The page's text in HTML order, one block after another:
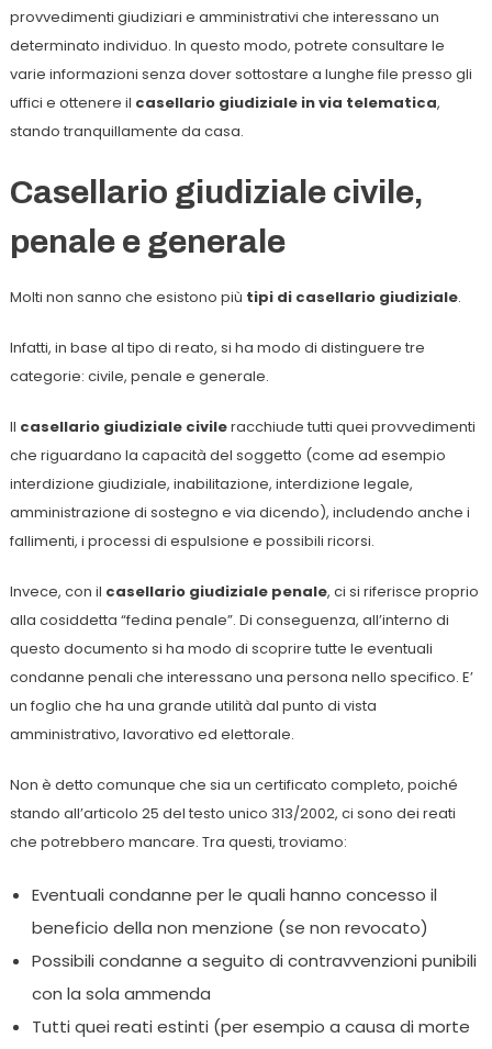
provvedimenti giudiziari e amministrativi che interessano un
determinato individuo. In questo modo, potrete consultare le
varie informazioni senza dover sottostare a lunghe file presso gli
uffici e ottenere il casellario giudiziale in via telematica,
stando tranquillamente da casa.
Casellario giudiziale civile,
penale e generale
Molti non sanno che esistono più tipi di casellario giudiziale.
Infatti, in base al tipo di reato, si ha modo di distinguere tre
categorie: civile, penale e generale.
Il casellario giudiziale civileracchiude tutti quei provvedimenti
che riguardano la capacità del soggetto (come ad esempio
interdizione giudiziale, inabilitazione, interdizione legale,
amministrazione di sostegno e via dicendo), includendo anche i
fallimenti, i processi di espulsione e possibili ricorsi.
Invece, con il casellario giudiziale penale, ci si riferisce proprio
alla cosiddetta “fedina penale”. Di conseguenza, all’interno di
questo documento si ha modo di scoprire tutte le eventuali
condanne penali che interessano una persona nello specifico. E’
un foglio che ha una grande utilità dal punto di vista
amministrativo, lavorativo ed elettorale.
Non è detto comunque che sia un certificato completo, poiché
stando all’articolo 25 del testo unico 313/2002, ci sono dei reati
che potrebbero mancare. Tra questi, troviamo:
Eventuali condanne per le quali hanno concesso il
beneficio della non menzione (se non revocato)
Possibili condanne a seguito di contravvenzioni punibili
con la sola ammenda
Tutti quei reati estinti (per esempio a causa di morte